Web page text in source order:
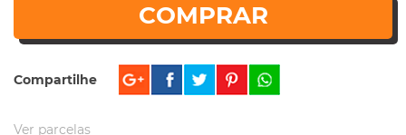
COMPRAR
Compartilhe
Ver parcelas